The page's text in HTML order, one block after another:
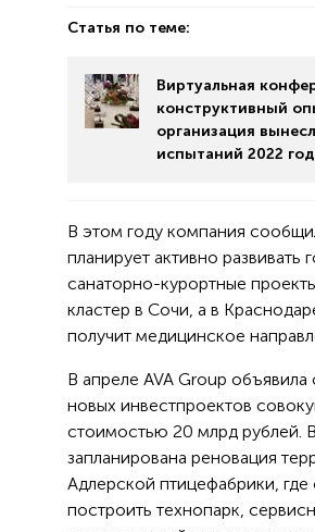
Статья по теме:
Виртуальная
конструктивный
организация
испытаний 2022
В этом году компания
планирует активно развивать
санаторно-курортные
кластер в Сочи, а в
получит медицинское
В апреле AVA Group
новых инвестпроектов
стоимостью 20 млрд рублей. В
запланирована реновация
Адлерской птицефабрики,
построить технопарк,